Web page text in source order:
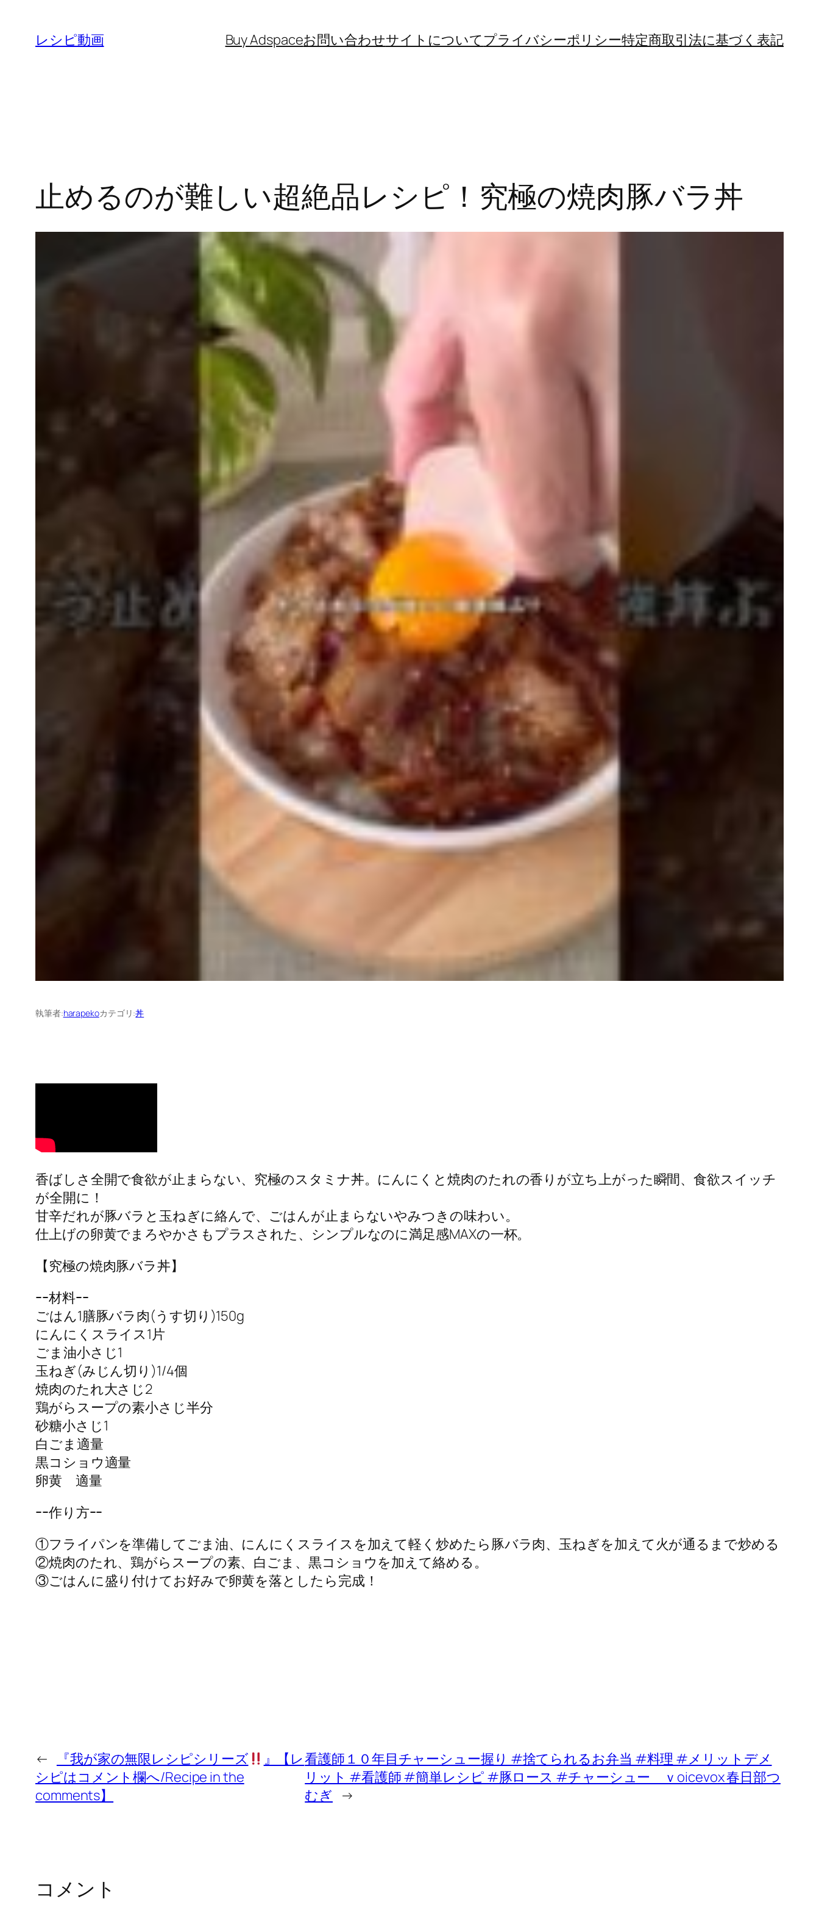
レシピ動画 Buy Adspaceお問い合わせサイトについてプライバシーポリシー特定商取引法に基づく表記
止めるのが難しい超絶品レシピ！究極の焼肉豚バラ丼
執筆者:harapekoカテゴリ:丼
香ばしさ全開で食欲が止まらない、究極のスタミナ丼。にんにくと焼肉のたれの香りが立ち上がった瞬間、食欲スイッチ
が全開に！
甘辛だれが豚バラと玉ねぎに絡んで、ごはんが止まらないやみつきの味わい。
仕上げの卵黄でまろやかさもプラスされた、シンプルなのに満足感MAXの一杯。
【究極の焼肉豚バラ丼】
ｰｰ材料ｰｰ
ごはん1膳豚バラ肉(うす切り)150g
にんにくスライス1片
ごま油小さじ1
玉ねぎ(みじん切り)1/4個
焼肉のたれ大さじ2
鶏がらスープの素小さじ半分
砂糖小さじ1
白ごま適量
黒コショウ適量
卵黄 適量
ｰｰ作り方ｰｰ
①フライパンを準備してごま油、にんにくスライスを加えて軽く炒めたら豚バラ肉、玉ねぎを加えて火が通るまで炒める
②焼肉のたれ、鶏がらスープの素、白ごま、黒コショウを加えて絡める。
③ごはんに盛り付けてお好みで卵黄を落としたら完成！
← 『我が家の無限レシピシリーズ
』【レ
シピはコメント欄へ/Recipe in the
comments】
看護師１０年目チャーシュー握り #捨てられるお弁当 #料理 #メリットデメ
リット #看護師 #簡単レシピ #豚ロース #チャーシュー ｖoicevox 春日部つ
むぎ →
コメント